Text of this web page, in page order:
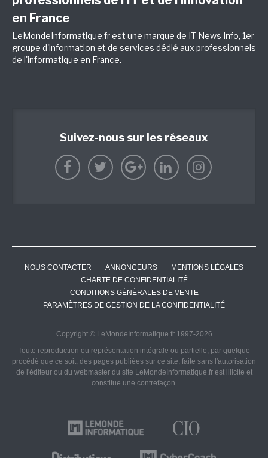
en France
LeMondeInformatique.fr est une marque de IT News Info, 1er
groupe d'information et de services dédié aux professionnels
de l'informatique en France.
Suivez-nous sur les réseaux
NOUS CONTACTER ANNONCEURS
MENTIONS LÉGALES
CHARTE DE CONFIDENTIALITÉ
CONDITIONS GÉNÉRALES DE VENTE
PARAMÈTRES DE GESTION DE LA CONFIDENTIALITÉ
Copyright © LeMondeInformatique.fr 1997-2026
Toute reproduction ou représentation intégrale ou partielle, par quelque
procédé que ce soit, des pages publiées sur ce site, faite sans l'autorisation
de l'éditeur ou du webmaster du site LeMondeInformatique.fr est illicite et
constitue une contrefaçon.